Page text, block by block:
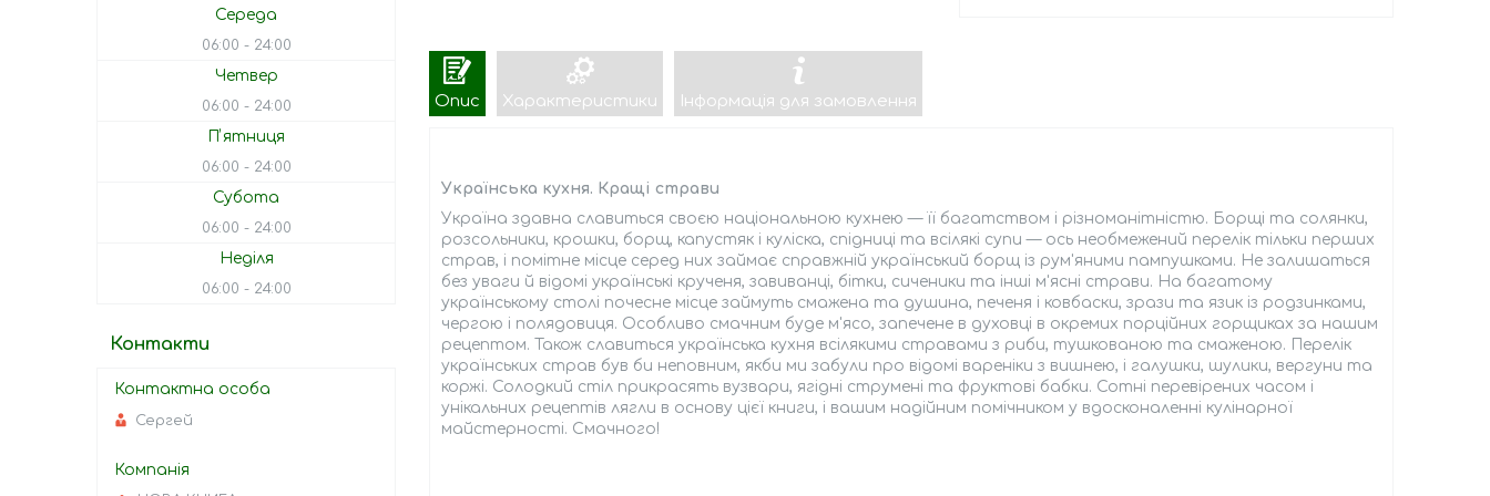
Опис Характеристики Інформація для замовлення
Українська кухня. Кращі страви
Україна здавна славиться своєю національною кухнею — її багатством і різноманітністю. Борщі та солянки,
розсольники, крошки, борщ, капустяк і куліска, спідниці та всілякі супи — ось необмежений перелік тільки перших
страв, і помітне місце серед них займає справжній український борщ із рум'яними пампушками. Не залишаться
без уваги й відомі українські крученя, завиванці, бітки, сиченики та інші м'ясні страви. На багатому
українському столі почесне місце займуть смажена та душина, печеня і ковбаски, зрази та язик із родзинками,
чергою і полядовиця. Особливо смачним буде м'ясо, запечене в духовці в окремих порційних горщиках за нашим
рецептом. Також славиться українська кухня всілякими стравами з риби, тушкованою та смаженою. Перелік
українських страв був би неповним, якби ми забули про відомі вареніки з вишнею, і галушки, шулики, вергуни та
коржі. Солодкий стіл прикрасять вузвари, ягідні струмені та фруктові бабки. Сотні перевірених часом і
унікальних рецептів лягли в основу цієї книги, і вашим надійним помічником у вдосконаленні кулінарної
майстерності. Смачного!
Середа
06:00 24:00
Четвер
06:00 24:00
Пʼятниця
06:00 24:00
Субота
06:00 24:00
Неділя
06:00 24:00
Контакти
Сергей